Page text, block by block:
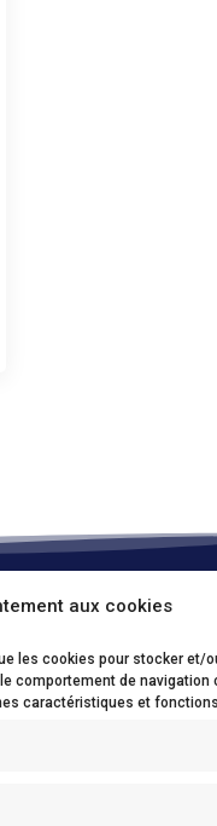
aux cookies
les cookies pour stocker et/
de navigation
caractéristiques et
(NL)